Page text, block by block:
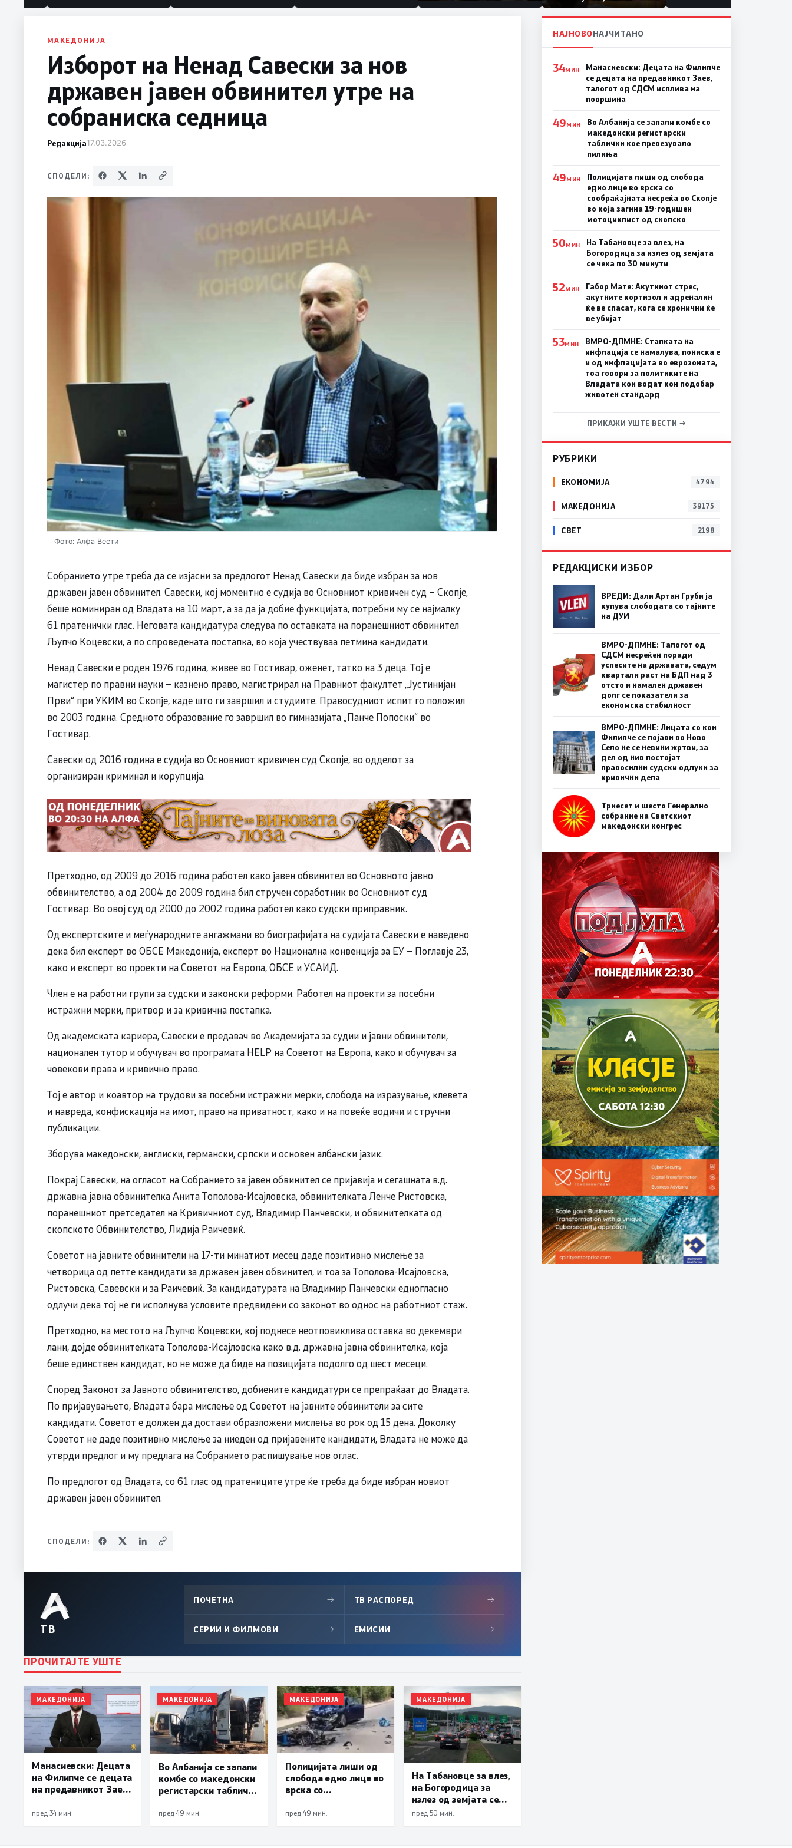
половина тунел во слепа
првачиња помалку
МАКЕДОНИЈА
Изборот на Ненад Савески за нов
државен јавен обвинител утре на
собраниска седница
Редакција17.03.2026
СПОДЕЛИ:
Фото: Алфа Вести
Собранието утре треба да се изјасни за предлогот Ненад Савески да биде избран за нов
државен јавен обвинител. Савески, кој моментно е судија во Основниот кривичен суд – Скопје,
беше номиниран од Владата на 10 март, а за да ја добие функцијата, потребни му се најмалку
61 пратенички глас. Неговата кандидатура следува по оставката на поранешниот обвинител
Љупчо Коцевски, а по спроведената постапка, во која учествуваа петмина кандидати.
Ненад Савески е роден 1976 година, живее во Гостивар, оженет, татко на 3 деца. Тој е
магистер по правни науки – казнено право, магистрирал на Правниот факултет „Јустинијан
Први“ при УКИМ во Скопје, каде што ги завршил и студиите. Правосудниот испит го положил
во 2003 година. Средното образование го завршил во гимназијата „Панче Попоски“ во
Гостивар.
Савески од 2016 година е судија во Основниот кривичен суд Скопје, во одделот за
организиран криминал и корупција.
Претходно, од 2009 до 2016 година работел како јавен обвинител во Основното јавно
обвинителство, а од 2004 до 2009 година бил стручен соработник во Основниот суд
Гостивар. Во овој суд од 2000 до 2002 година работел како судски приправник.
Од експертските и меѓународните ангажмани во биографијата на судијата Савески е наведено
дека бил експерт во ОБСЕ Македонија, експерт во Национална конвенција за ЕУ – Поглавје 23,
како и експерт во проекти на Советот на Европа, ОБСЕ и УСАИД.
Член е на работни групи за судски и законски реформи. Работел на проекти за посебни
истражни мерки, притвор и за кривична постапка.
Од академската кариера, Савески е предавач во Академијата за судии и јавни обвинители,
национален тутор и обучувач во програмата HELP на Советот на Европа, како и обучувач за
човекови права и кривично право.
Тој е автор и коавтор на трудови за посебни истражни мерки, слобода на изразување, клевета
и навреда, конфискација на имот, право на приватност, како и на повеќе водичи и стручни
публикации.
Зборува македонски, англиски, германски, српски и основен албански јазик.
Покрај Савески, на огласот на Собранието за јавен обвинител се пријавија и сегашната в.д.
државна јавна обвинителка Анита Тополова-Исајловска, обвинителката Ленче Ристовска,
поранешниот претседател на Кривичниот суд, Владимир Панчeвски, и обвинителката од
скопското Обвинителство, Лидија Раичевиќ.
Советот на јавните обвинители на 17-ти минатиот месец даде позитивно мислење за
четворица од петте кандидати за државен јавен обвинител, и тоа за Тополова-Исајловска,
Ристовска, Савевски и за Раичевиќ. За кандидатурата на Владимир Панчевски едногласно
одлучи дека тој не ги исполнува условите предвидени со законот во однос на работниот стаж.
Претходно, на местото на Љупчо Коцевски, кој поднесе неотповиклива оставка во декември
лани, дојде обвинителката Тополова-Исајловска како в.д. државна јавна обвинителка, која
беше единствен кандидат, но не може да биде на позицијата подолго од шест месеци.
Според Законот за Јавното обвинителство, добиените кандидатури се препраќаат до Владата.
По пријавувањето, Владата бара мислење од Советот на јавните обвинители за сите
кандидати. Советот е должен да достави образложени мислења во рок од 15 дена. Доколку
Советот не даде позитивно мислење за ниеден од пријавените кандидати, Владата не може да
утврди предлог и му предлага на Собранието распишување нов оглас.
По предлогот од Владата, со 61 глас од пратениците утре ќе треба да биде избран новиот
државен јавен обвинител.
СПОДЕЛИ:
ТВ
ПОЧЕТНА → ТВ РАСПОРЕД →
СЕРИИ И ФИЛМОВИ → ЕМИСИИ →
ПРОЧИТАЈТЕ УШТЕ
МАКЕДОНИЈА
Манасиевски: Децата
на Филипче се децата
на предавникот Заев,
исплива на површина
пред 34 мин.
МАКЕДОНИЈА
Во Албанија се запали
комбе со македонски
регистарски таблички
пилиња
пред 49 мин.
МАКЕДОНИЈА
Полицијата лиши од
слобода едно лице во
врска со
несреќа во Скопје во
пред 49 мин.
МАКЕДОНИЈА
На Табановце за влез,
на Богородица за
излез од земјата се
чека по 30 минути
пред 50 мин.
НАЈНОВОНАЈЧИТАНО
34МИН
Манасиевски: Децата на Филипче
се децата на предавникот Заев,
талогот од СДСМ исплива на
површина
49МИН
Во Албанија се запали комбе со
македонски регистарски
таблички кое превезувало
пилиња
49МИН
Полицијата лиши од слобода
едно лице во врска со
сообраќајната несреќа во Скопје
во која загина 19-годишен
мотоциклист од скопско
50МИН
На Табановце за влез, на
Богородица за излез од земјата
се чека по 30 минути
52МИН
Габор Мате: Акутниот стрес,
акутните кортизол и адреналин
ќе ве спасат, кога се хронични ќе
ве убијат
53МИН
ВМРО-ДПМНЕ: Стапката на
инфлација се намалува, пониска е
и од инфлацијата во еврозоната,
тоа говори за политиките на
Владата кои водат кон подобар
животен стандард
ПРИКАЖИ УШТЕ ВЕСТИ →
РУБРИКИ
ЕКОНОМИЈА 4794
МАКЕДОНИЈА 39175
СВЕТ 2198
РЕДАКЦИСКИ ИЗБОР
ВРЕДИ: Дали Артан Груби ја
купува слободата со тајните
на ДУИ
ВМРО-ДПМНЕ: Талогот од
СДСМ несреќен поради
успесите на државата, седум
квартали раст на БДП над 3
отсто и намален државен
долг се показатели за
економска стабилност
ВМРО-ДПМНЕ: Лицата со кои
Филипче се појави во Ново
Село не се невини жртви, за
дел од нив постојат
правосилни судски одлуки за
кривични дела
Триесет и шесто Генерално
собрание на Светскиот
македонски конгрес